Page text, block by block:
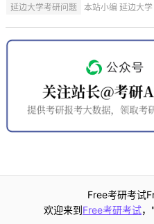
延边大学考研问题 本站小编 延边大
Free考研考试
欢迎来到Free考研考试